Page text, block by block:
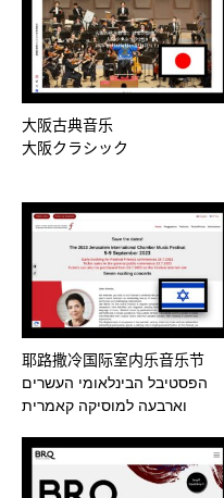
大阪古典音乐
大阪クラシック
耶路撒冷国际室内乐音乐节
הפסטיבל הבינלאומי העשרים
וארבעה למוסיקה קאמרית